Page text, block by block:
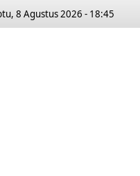
8 Agustus 2026 - 18:45